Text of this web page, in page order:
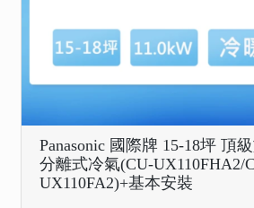
Panasonic 國際牌 15-18坪 頂
分離式冷氣(CU-UX110FHA2/
UX110FA2)+基本安裝